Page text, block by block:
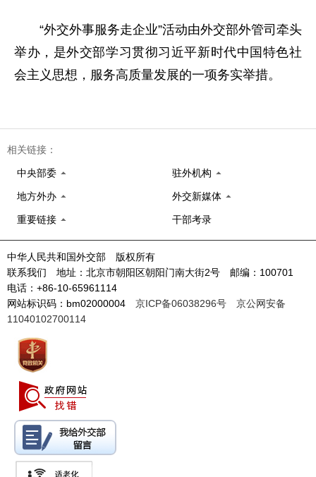
“外交外事服务走企业”活动由外交部外管司牵头
举办，是外交部学习贯彻习近平新时代中国特色社
会主义思想，服务高质量发展的一项务实举措。
相关链接：
中央部委 驻外机构
地方外办 外交新媒体
重要链接 干部考录
中华人民共和国外交部 版权所有
联系我们 地址：北京市朝阳区朝阳门南大街2号 邮编：100701
电话：+86-10-65961114
网站标识码：bm02000004 京ICP备06038296号
京公网安备
11040102700114